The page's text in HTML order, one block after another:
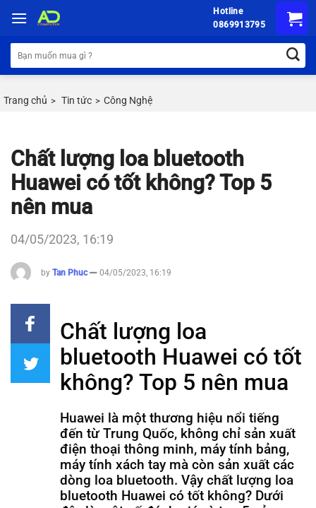
đến
nội
dung
Hotline
0869913795
Tìm
kiếm:
Trang chủ > Tin tức > Công Nghệ
Chất lượng loa bluetooth
Huawei có tốt không? Top 5
nên mua
04/05/2023, 16:19
by Tan Phuc 04/05/2023, 16:19
Chất lượng loa
bluetooth Huawei có tốt
không? Top 5 nên mua
Huawei là một thương hiệu nổi tiếng
đến từ Trung Quốc, không chỉ sản xuất
điện thoại thông minh, máy tính bảng,
máy tính xách tay mà còn sản xuất các
dòng loa bluetooth. Vậy chất lượng loa
bluetooth Huawei có tốt không? Dưới